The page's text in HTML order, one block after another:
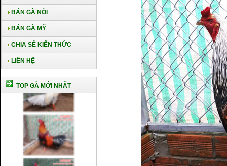
BÁN GÀ NÒI
BÁN GÀ MỸ
CHIA SẺ KIẾN THỨC
LIÊN HỆ
TOP GÀ MỚI NHẤT